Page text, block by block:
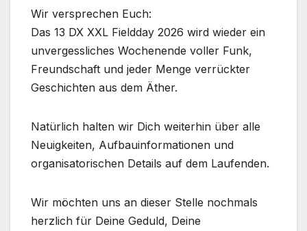
Wir versprechen Euch:
Das 13 DX XXL Fieldday 2026 wird wieder ein
unvergessliches Wochenende voller Funk,
Freundschaft und jeder Menge verrückter
Geschichten aus dem Äther.
Natürlich halten wir Dich weiterhin über alle
Neuigkeiten, Aufbauinformationen und
organisatorischen Details auf dem Laufenden.
Wir möchten uns an dieser Stelle nochmals
herzlich für Deine Geduld, Deine